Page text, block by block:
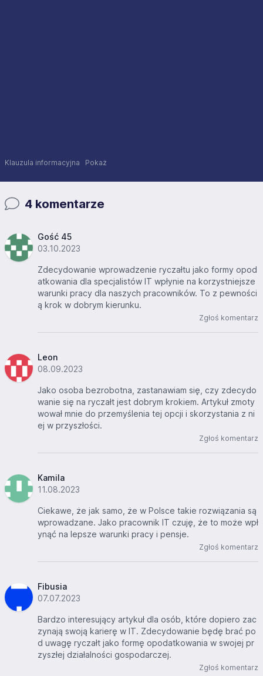
Klauzula informacyjna Pokaż
4 komentarze
Gość 45
03.10.2023
Zdecydowanie wprowadzenie ryczałtu jako formy opod
atkowania dla specjalistów IT wpłynie na korzystniejsze
warunki pracy dla naszych pracowników. To z pewności
ą krok w dobrym kierunku.
Zgłoś komentarz
Leon
08.09.2023
Jako osoba bezrobotna, zastanawiam się, czy zdecydo
wanie się na ryczałt jest dobrym krokiem. Artykuł zmoty
wował mnie do przemyślenia tej opcji i skorzystania z ni
ej w przyszłości.
Zgłoś komentarz
Kamila
11.08.2023
Ciekawe, że jak samo, że w Polsce takie rozwiązania są
wprowadzane. Jako pracownik IT czuję, że to może wpł
ynąć na lepsze warunki pracy i pensje.
Zgłoś komentarz
Fibusia
07.07.2023
Bardzo interesujący artykuł dla osób, które dopiero zac
zynają swoją karierę w IT. Zdecydowanie będę brać po
d uwagę ryczałt jako formę opodatkowania w swojej pr
zyszłej działalności gospodarczej.
Zgłoś komentarz